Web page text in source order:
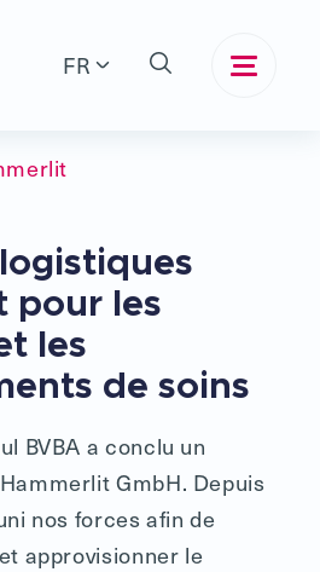
FR
pour les
les
de soins
BVBA a conclu un
GmbH. Depuis
nos forces afin de
approvisionner le